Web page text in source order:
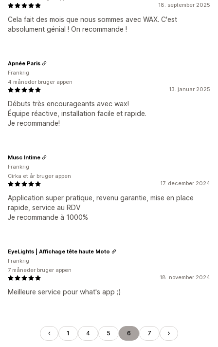
18. september 2025
Cela fait des mois que nous sommes avec WAX. C'est
absolument génial ! On recommande !
13. januar 2025
Débuts très encourageants avec wax!
Équipe réactive, installation facile et rapide.
Je recommande!
Apnée Paris
Frankrig
4 måneder bruger appen
17. december 2024
Application super pratique, revenu garantie, mise en place
rapide, service au RDV
Je recommande à 1000%
Musc Intime
Frankrig
Cirka et år bruger appen
18. november 2024
Meilleure service pour what's app ;)
EyeLights | Affichage tête haute Moto
Frankrig
7 måneder bruger appen
1 4 5 6 7